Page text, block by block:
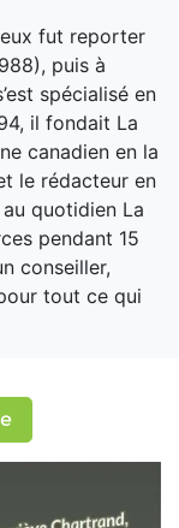
fut reporter
puis à
spécialisé en
il fondait La
canadien en la
le rédacteur en
quotidien La
pendant 15
conseiller,
tout ce qui